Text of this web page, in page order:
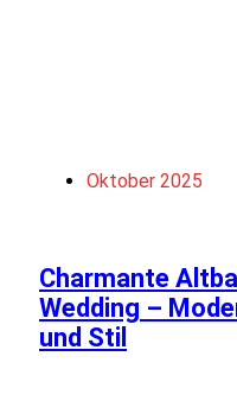
Oktober 2025
Charmante
Wedding –
und Stil